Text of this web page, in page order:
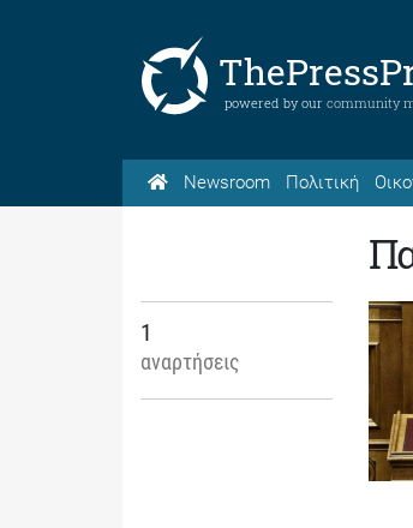
powered by our community
Newsroom Πολιτική
1
αναρτήσεις